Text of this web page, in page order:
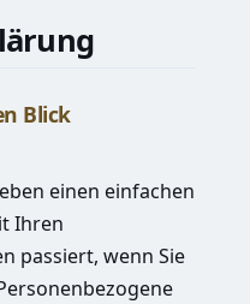
Blick
einen einfachen
Ihren
passiert, wenn Sie